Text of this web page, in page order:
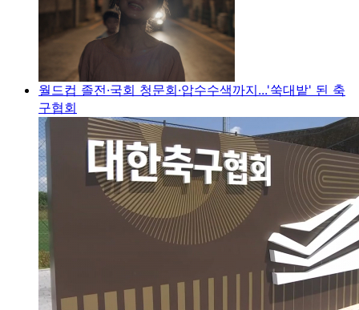
월드컵 졸전·국회 청문회·압수수색까지...'쑥대밭' 된 축
구협회